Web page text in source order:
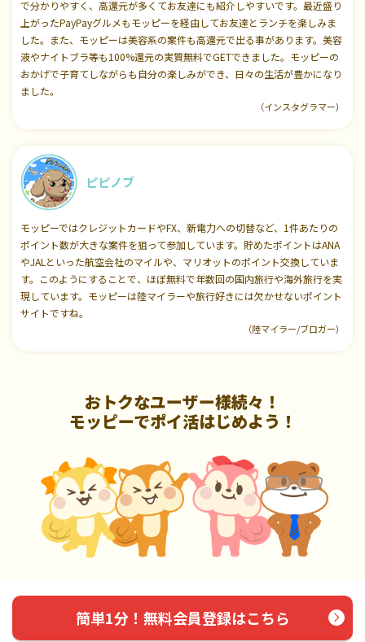
で分かりやすく、高還元が多くてお友達にも紹介しやすいです。最近盛り
上がったPayPayグルメもモッピーを経由してお友達とランチを楽しみま
した。また、モッピーは美容系の案件も高還元で出る事があります。美容
液やナイトブラ等も100%還元の実質無料でGETできました。モッピーの
おかげで子育てしながらも自分の楽しみができ、日々の生活が豊かになり
ました。
（インスタグラマー）
ピピノブ
モッピーではクレジットカードやFX、新電力への切替など、1件あたりの
ポイント数が大きな案件を狙って参加しています。貯めたポイントはANA
やJALといった航空会社のマイルや、マリオットのポイント交換していま
す。このようにすることで、ほぼ無料で年数回の国内旅行や海外旅行を実
現しています。モッピーは陸マイラーや旅行好きには欠かせないポイント
サイトですね。
（陸マイラー/ブロガー）
おトクなユーザー様続々！
モッピーでポイ活はじめよう！
簡単1分！無料会員登録はこちら